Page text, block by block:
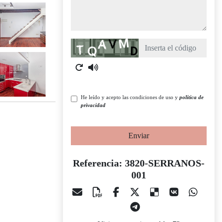
Captcha
He leído y acepto las condiciones de uso y política de
privacidad
Enviar
Referencia: 3820-SERRANOS-
001